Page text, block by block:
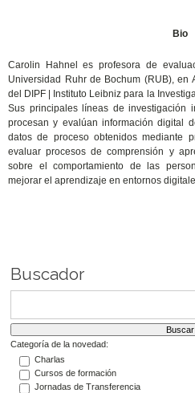
Bio
Carolin Hahnel es profesora de
Universidad Ruhr de Bochum (RUB), en
del DIPF | Instituto Leibniz para la
Sus principales líneas de investigación
procesan y evalúan información digital
datos de proceso obtenidos mediante
evaluar procesos de comprensión y
sobre el comportamiento de las
mejorar el aprendizaje en entornos
Buscador
Categoría de la novedad:
Charlas
Cursos de formación
Jornadas de Transferencia